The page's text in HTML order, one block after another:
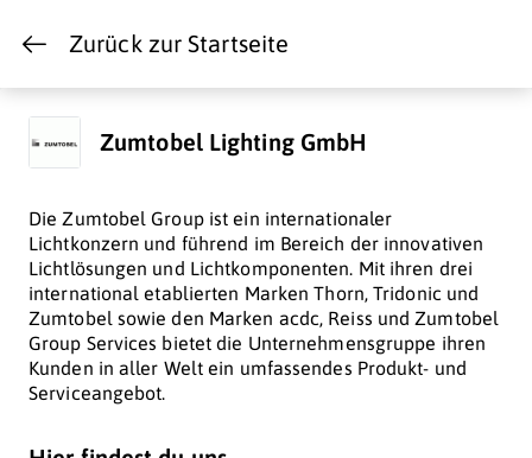
Zurück zur Startseite
Zumtobel Lighting GmbH
Die Zumtobel Group ist ein internationaler
Lichtkonzern und führend im Bereich der innovativen
Lichtlösungen und Lichtkomponenten. Mit ihren drei
international etablierten Marken Thorn, Tridonic und
Zumtobel sowie den Marken acdc, Reiss und Zumtobel
Group Services bietet die Unternehmensgruppe ihren
Kunden in aller Welt ein umfassendes Produkt- und
Serviceangebot.